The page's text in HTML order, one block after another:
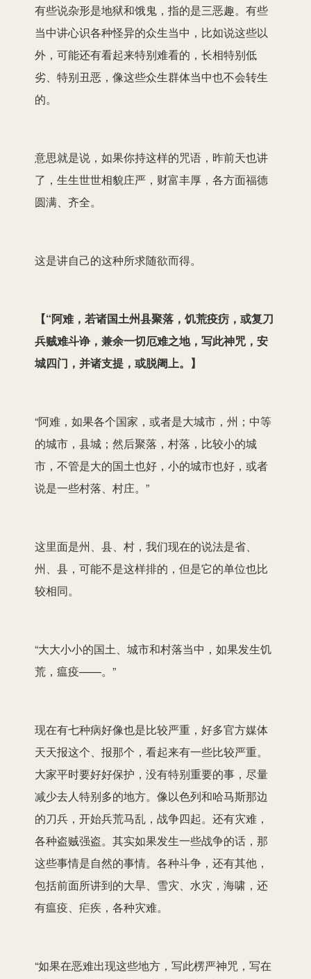
有些说杂形是地狱和饿鬼，指的是三恶趣。有些
当中讲心识各种怪异的众生当中，比如说这些以
外，可能还有看起来特别难看的，长相特别低
劣、特别丑恶，像这些众生群体当中也不会转生
的。
意思就是说，如果你持这样的咒语，昨前天也讲
了，生生世世相貌庄严，财富丰厚，各方面福德
圆满、齐全。
这是讲自己的这种所求随欲而得。
【“阿难，若诸国土州县聚落，饥荒疫疠，或复刀
兵贼难斗诤，兼余一切厄难之地，写此神咒，安
城四门，并诸支提，或脱阇上。 】
“阿难，如果各个国家，或者是大城市，州；中等
的城市，县城；然后聚落，村落，比较小的城
市，不管是大的国土也好，小的城市也好，或者
说是一些村落、村庄。”
这里面是州、县、村，我们现在的说法是省、
州、县，可能不是这样排的，但是它的单位也比
较相同。
“大大小小的国土、城市和村落当中，如果发生饥
荒，瘟疫——。”
现在有七种病好像也是比较严重，好多官方媒体
天天报这个、报那个，看起来有一些比较严重。
大家平时要好好保护，没有特别重要的事，尽量
减少去人特别多的地方。像以色列和哈马斯那边
的刀兵，开始兵荒马乱，战争四起。还有灾难，
各种盗贼强盗。其实如果发生一些战争的话，那
这些事情是自然的事情。各种斗争，还有其他，
包括前面所讲到的大旱、雪灾、水灾，海啸，还
有瘟疫、疟疾，各种灾难。
“如果在恶难出现这些地方，写此楞严神咒，写在